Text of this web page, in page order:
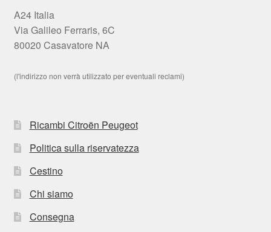
A24 Italia
Via Galileo Ferraris, 6C
80020 Casavatore NA
(l'indirizzo non verrà utilizzato per eventuali reclami)
Ricambi Citroën Peugeot
Politica sulla riservatezza
Cestino
Chi siamo
Consegna